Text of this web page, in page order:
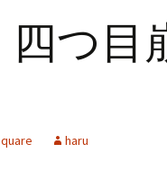
例
ユ
四つ目
haru